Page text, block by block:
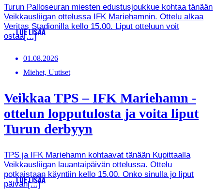
Turun Palloseuran miesten edustusjoukkue kohtaa tänään
Veikkausliigan ottelussa IFK Mariehamnin. Ottelu alkaa
Veritas Stadionilla kello 15.00. Liput otteluun voit
ostaa[…]
LUE LISÄÄ
01.08.2026
Miehet, Uutiset
Veikkaa TPS – IFK Mariehamn -
ottelun lopputulosta ja voita liput
Turun derbyyn
TPS ja IFK Mariehamn kohtaavat tänään Kupittaalla
Veikkausliigan lauantaipäivän ottelussa. Ottelu
potkaistaan käyntiin kello 15.00. Onko sinulla jo liput
päivän[…]
LUE LISÄÄ